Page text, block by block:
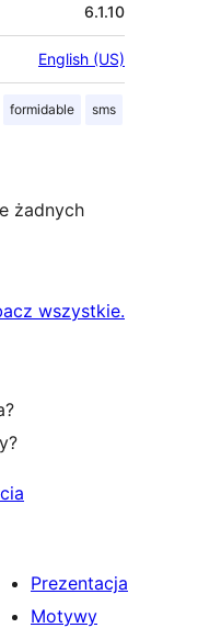
6.1.10
English (US)
formidable sms
żadnych
wszystkierecenzje
.
Prezentacja
Motywy